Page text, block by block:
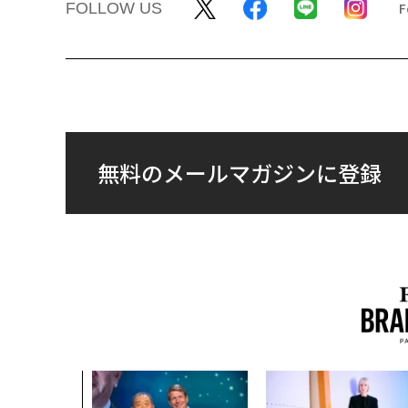
FOLLOW US
無料のメールマガジンに登録